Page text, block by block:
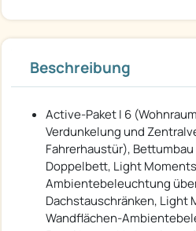
Beschreibung
Active-Paket I 6
Verdunkelung und
Fahrerhaustür),
Doppelbett, Light
Ambientebeleuchtung
Dachstauschränken, Light
Wandflächen-